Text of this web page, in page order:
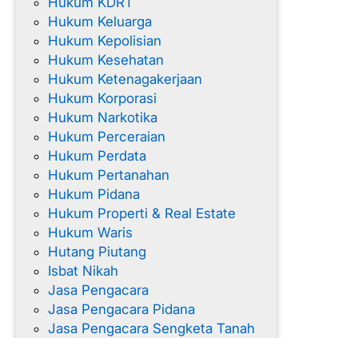
Hukum Keluarga
Hukum Kepolisian
Hukum Kesehatan
Hukum Ketenagakerjaan
Hukum Korporasi
Hukum Narkotika
Hukum Perceraian
Hukum Perdata
Hukum Pertanahan
Hukum Pidana
Hukum Properti & Real Estate
Hukum Waris
Hutang Piutang
Isbat Nikah
Jasa Pengacara
Jasa Pengacara Pidana
Jasa Pengacara Sengketa Tanah